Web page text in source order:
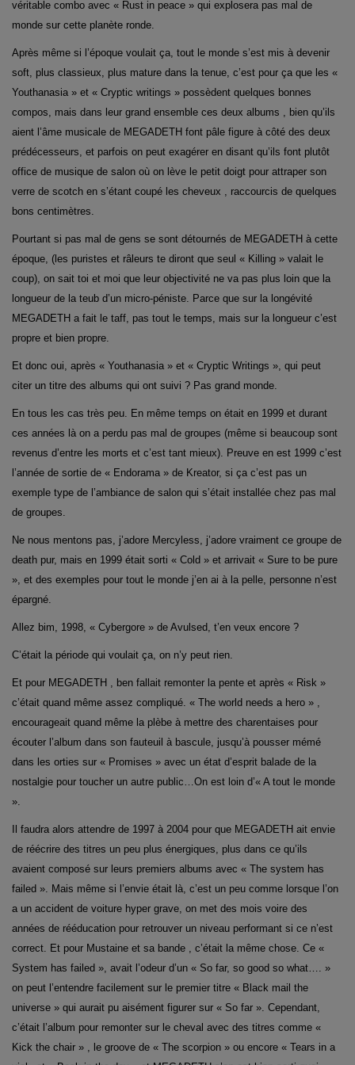
véritable combo avec « Rust in peace » qui explosera pas mal de
monde sur cette planète ronde.
Après même si l’époque voulait ça, tout le monde s’est mis à devenir
soft, plus classieux, plus mature dans la tenue, c’est pour ça que les «
Youthanasia » et « Cryptic writings » possèdent quelques bonnes
compos, mais dans leur grand ensemble ces deux albums , bien qu’ils
aient l’âme musicale de MEGADETH font pâle figure à côté des deux
prédécesseurs, et parfois on peut exagérer en disant qu’ils font plutôt
office de musique de salon où on lève le petit doigt pour attraper son
verre de scotch en s’étant coupé les cheveux , raccourcis de quelques
bons centimètres.
Pourtant si pas mal de gens se sont détournés de MEGADETH à cette
époque, (les puristes et râleurs te diront que seul « Killing » valait le
coup), on sait toi et moi que leur objectivité ne va pas plus loin que la
longueur de la teub d’un micro-péniste. Parce que sur la longévité
MEGADETH a fait le taff, pas tout le temps, mais sur la longueur c’est
propre et bien propre.
Et donc oui, après « Youthanasia » et « Cryptic Writings », qui peut
citer un titre des albums qui ont suivi ? Pas grand monde.
En tous les cas très peu. En même temps on était en 1999 et durant
ces années là on a perdu pas mal de groupes (même si beaucoup sont
revenus d’entre les morts et c’est tant mieux). Preuve en est 1999 c’est
l’année de sortie de « Endorama » de Kreator, si ça c’est pas un
exemple type de l’ambiance de salon qui s’était installée chez pas mal
de groupes.
Ne nous mentons pas, j’adore Mercyless, j’adore vraiment ce groupe de
death pur, mais en 1999 était sorti « Cold » et arrivait « Sure to be pure
», et des exemples pour tout le monde j’en ai à la pelle, personne n’est
épargné.
Allez bim, 1998, « Cybergore » de Avulsed, t’en veux encore ?
C’était la période qui voulait ça, on n’y peut rien.
Et pour MEGADETH , ben fallait remonter la pente et après « Risk »
c’était quand même assez compliqué. « The world needs a hero » ,
encourageait quand même la plèbe à mettre des charentaises pour
écouter l’album dans son fauteuil à bascule, jusqu’à pousser mémé
dans les orties sur « Promises » avec un état d’esprit balade de la
nostalgie pour toucher un autre public…On est loin d’« A tout le monde
».
Il faudra alors attendre de 1997 à 2004 pour que MEGADETH ait envie
de réécrire des titres un peu plus énergiques, plus dans ce qu’ils
avaient composé sur leurs premiers albums avec « The system has
failed ». Mais même si l’envie était là, c’est un peu comme lorsque l’on
a un accident de voiture hyper grave, on met des mois voire des
années de rééducation pour retrouver un niveau performant si ce n’est
correct. Et pour Mustaine et sa bande , c’était la même chose. Ce «
System has failed », avait l’odeur d’un « So far, so good so what…. »
on peut l’entendre facilement sur le premier titre « Black mail the
universe » qui aurait pu aisément figurer sur « So far ». Cependant,
c’était l’album pour remonter sur le cheval avec des titres comme «
Kick the chair » , le groove de « The scorpion » ou encore « Tears in a